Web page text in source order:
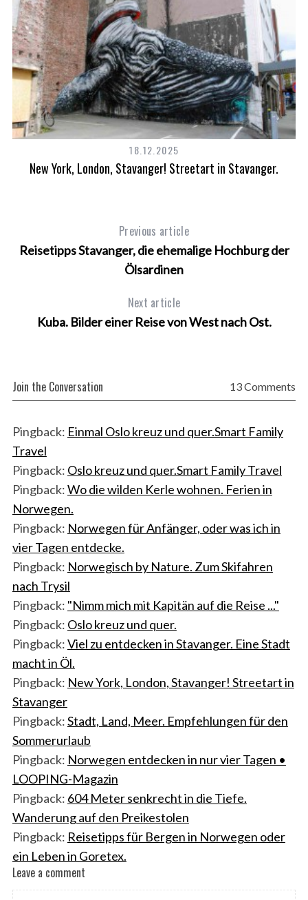
18.12.2025
New York, London, Stavanger! Streetart in Stavanger.
Previous article
Reisetipps Stavanger, die ehemalige Hochburg der
Ölsardinen
Next article
Kuba. Bilder einer Reise von West nach Ost.
Join the Conversation 13 Comments
Pingback: Einmal Oslo kreuz und quer.Smart Family
Travel
Pingback: Oslo kreuz und quer.Smart Family Travel
Pingback:Wo die wilden Kerle wohnen. Ferien in
Norwegen.
Pingback: Norwegen für Anfänger, oder was ich in
vier Tagen entdecke.
Pingback: Norwegisch by Nature. Zum Skifahren
nach Trysil
Pingback: "Nimm mich mit Kapitän auf die Reise ..."
Pingback: Oslo kreuz und quer.
Pingback:Viel zu entdecken in Stavanger. Eine Stadt
macht in Öl.
Pingback: New York, London, Stavanger! Streetart in
Stavanger
Pingback:Stadt, Land, Meer. Empfehlungen für den
Sommerurlaub
Pingback: Norwegen entdecken in nur vier Tagen •
LOOPING-Magazin
Pingback: 604 Meter senkrecht in die Tiefe.
Wanderung auf den Preikestolen
Pingback: Reisetipps für Bergen in Norwegen oder
ein Leben in Goretex.
L
e
Leave a comment